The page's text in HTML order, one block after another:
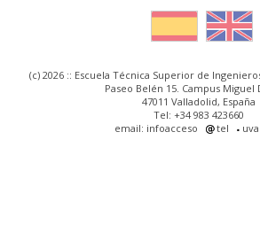
(c) 2026 :: Escuela Técnica Superior de
Paseo Belén 15. Campus Miguel
47011 Valladolid, España
Tel: +34 983 423660
email: infoacceso
tel uva